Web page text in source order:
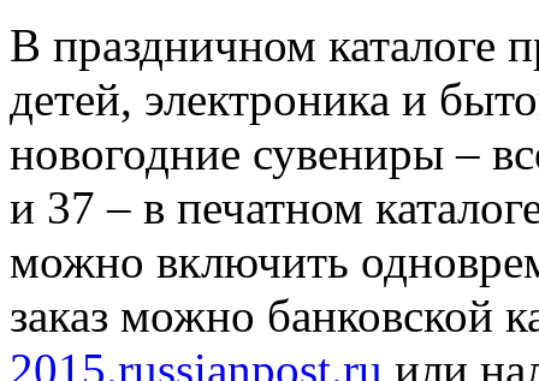
В праздничном каталоге
детей, электроника и
новогодние сувениры –
и 37 – в печатном
можно включить
заказ можно банковской
2015.russianpost.ru или